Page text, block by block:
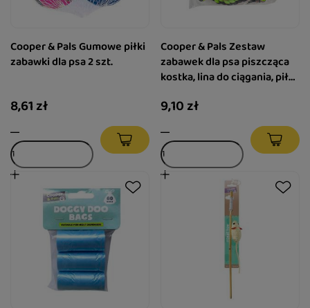
Cooper & Pals Gumowe piłki
zabawki dla psa 2 szt.
8,61 zł
Cooper & Pals Zestaw
zabawek dla psa piszcząca
kostka, lina do ciągania, piłka
9,10 zł